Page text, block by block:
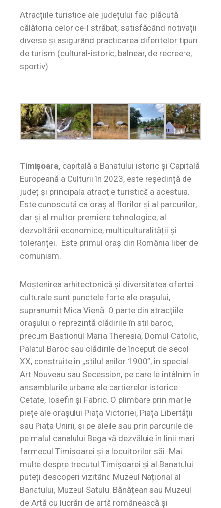
Atracțiile turistice ale județului fac plăcută
călătoria celor ce-l străbat, satisfăcând notivații
diverse și asigurând practicarea diferitelor tipuri
de turism (cultural-istoric, balnear, de recreere,
sportiv).
Timișoara, capitală a Banatului istoric și Capitală
Europeană a Culturii în 2023, este reședință de
județ și principala atracție turistică a acestuia.
Este cunoscută ca oraș al florilor și al parcurilor,
dar și al multor premiere tehnologice, al
dezvoltării economice, multiculturalității și
toleranței. Este primul oraș din România liber de
comunism.
Moștenirea arhitectonică și diversitatea ofertei
culturale sunt punctele forte ale orașului,
supranumit Mica Vienă. O parte din atracțiile
orașului o reprezintă clădirile în stil baroc,
precum Bastionul Maria Theresia, Domul Catolic,
Palatul Baroc sau clădirile de început de secol
XX, construite în „stilul anilor 1900”, în special
Art Nouveau sau Secession, pe care le întâlnim în
ansamblurile urbane ale cartierelor istorice
Cetate, Iosefin și Fabric. O plimbare prin marile
piețe ale orașului Piața Victoriei, Piața Libertății
sau Piața Unirii, și pe aleile sau prin parcurile de
pe malul canalului Bega vă dezvăluie în linii mari
farmecul Timișoarei și a locuitorilor săi. Mai
multe despre trecutul Timișoarei și al Banatului
puteți descoperi vizitând Muzeul Național al
Banatului, Muzeul Satului Bănățean sau Muzeul
de Artă cu lucrări de artă românească și